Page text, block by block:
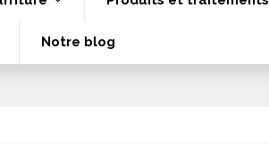
Notre blog